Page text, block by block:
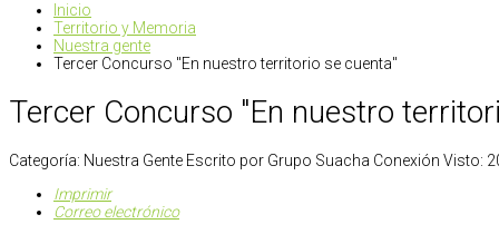
Inicio
Territorio y Memoria
Nuestra gente
Tercer Concurso "En nuestro territorio se cuenta"
Tercer Concurso "En nuestro
Categoría: Nuestra Gente Escrito por Grupo Suacha Conexión Visto:
Imprimir
Correo electrónico